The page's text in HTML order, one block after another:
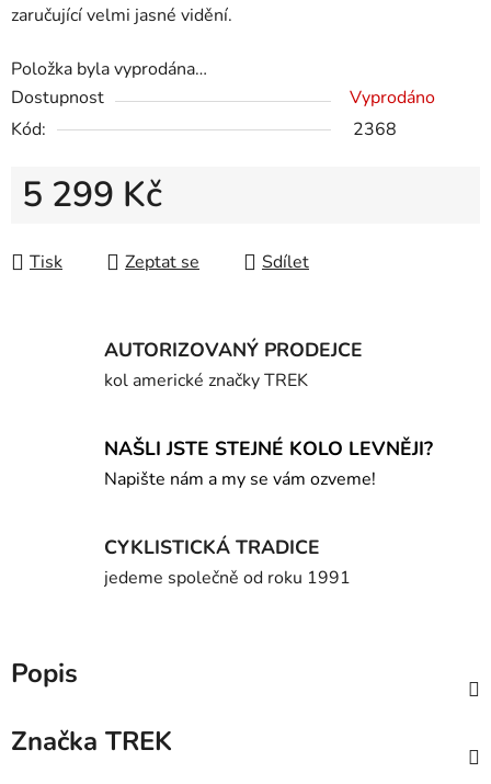
zaručující velmi jasné vidění.
Položka byla vyprodána…
Dostupnost
Vyprodáno
Kód:
2368
5 299 Kč
Tisk
Zeptat se Sdílet
AUTORIZOVANÝ PRODEJCE
kol americké značky TREK
NAŠLI JSTE STEJNÉ KOLO LEVNĚJI?
Napište nám a my se vám ozveme!
CYKLISTICKÁ TRADICE
jedeme společně od roku 1991
Popis
Značka TREK